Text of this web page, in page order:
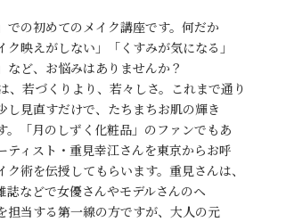
での初めてのメイク講座です。何だか
ク映えがしない」「くすみが気になる」
など、お悩みはありませんか？
、若づくりより、若々しさ。これまで通り
し見直すだけで、たちまちお肌の輝き
。「月のしずく化粧品」のファンでもあ
ティスト・重見幸江さんを東京からお呼
ク術を伝授してもらいます。重見さんは、
誌などで女優さんやモデルさんのヘ
担当する第一線の方ですが、大人の元